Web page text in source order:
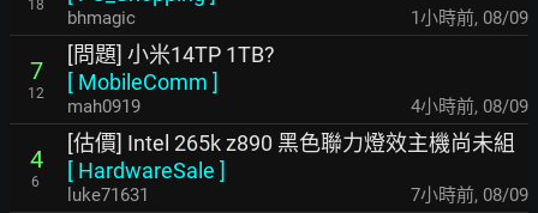
18
bhmagic 1小時前, 08/09
7
12
[問題] 小米14TP 1TB?
[ MobileComm ]
mah0919 4小時前, 08/09
4
6
[估價] Intel 265k z890 黑色聯力燈效主機尚未組
[ HardwareSale ]
luke71631 7小時前, 08/09